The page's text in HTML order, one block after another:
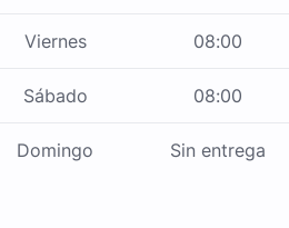
Viernes 08:00
Sábado 08:00
Domingo Sin entrega